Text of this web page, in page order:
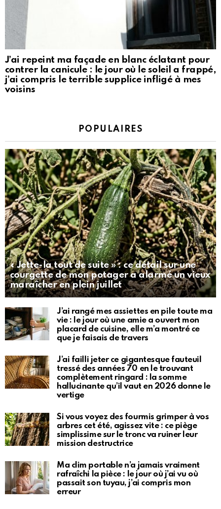
J’ai repeint ma façade en blanc éclatant pour
contrer la canicule : le jour où le soleil a frappé,
j’ai compris le terrible supplice infligé à mes
voisins
POPULAIRES
« Jette-la tout de suite » : ce détail sur une
courgette de mon potager a alarmé un vieux
maraîcher en plein juillet
J’ai rangé mes assiettes en pile toute ma
vie : le jour où une amie a ouvert mon
placard de cuisine, elle m’a montré ce
que je faisais de travers
J’ai failli jeter ce gigantesque fauteuil
tressé des années 70 en le trouvant
complètement ringard : la somme
hallucinante qu’il vaut en 2026 donne le
vertige
Si vous voyez des fourmis grimper à vos
arbres cet été, agissez vite : ce piège
simplissime sur le tronc va ruiner leur
mission destructrice
Ma clim portable n’a jamais vraiment
rafraîchi la pièce : le jour où j’ai vu où
passait son tuyau, j’ai compris mon
erreur